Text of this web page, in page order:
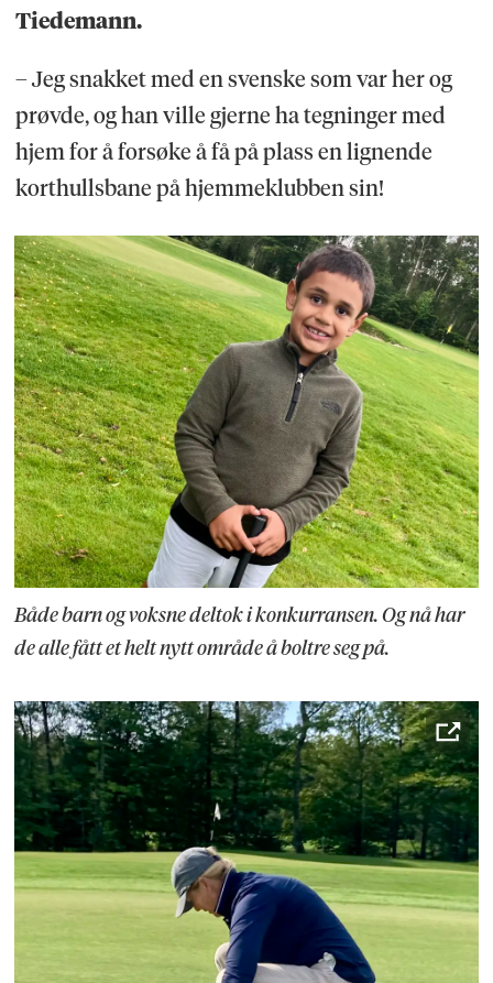
Tiedemann.
– Jeg snakket med en svenske som var her og
prøvde, og han ville gjerne ha tegninger med
hjem for å forsøke å få på plass en lignende
korthullsbane på hjemmeklubben sin!
Både barn og voksne deltok i konkurransen. Og nå har
de alle fått et helt nytt område å boltre seg på.